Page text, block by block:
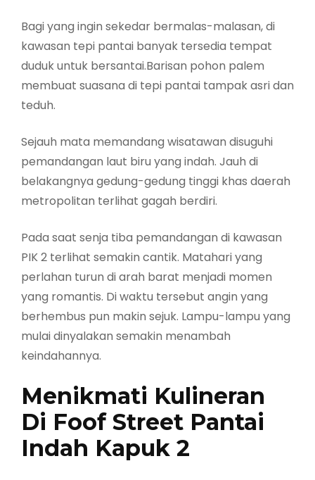
Bagi yang ingin sekedar bermalas-malasan, di
kawasan tepi pantai banyak tersedia tempat
duduk untuk bersantai.Barisan pohon palem
membuat suasana di tepi pantai tampak asri dan
teduh.
Sejauh mata memandang wisatawan disuguhi
pemandangan laut biru yang indah. Jauh di
belakangnya gedung-gedung tinggi khas daerah
metropolitan terlihat gagah berdiri.
Pada saat senja tiba pemandangan di kawasan
PIK 2 terlihat semakin cantik. Matahari yang
perlahan turun di arah barat menjadi momen
yang romantis. Di waktu tersebut angin yang
berhembus pun makin sejuk. Lampu-lampu yang
mulai dinyalakan semakin menambah
keindahannya.
Menikmati Kulineran
Di Foof Street Pantai
Indah Kapuk 2